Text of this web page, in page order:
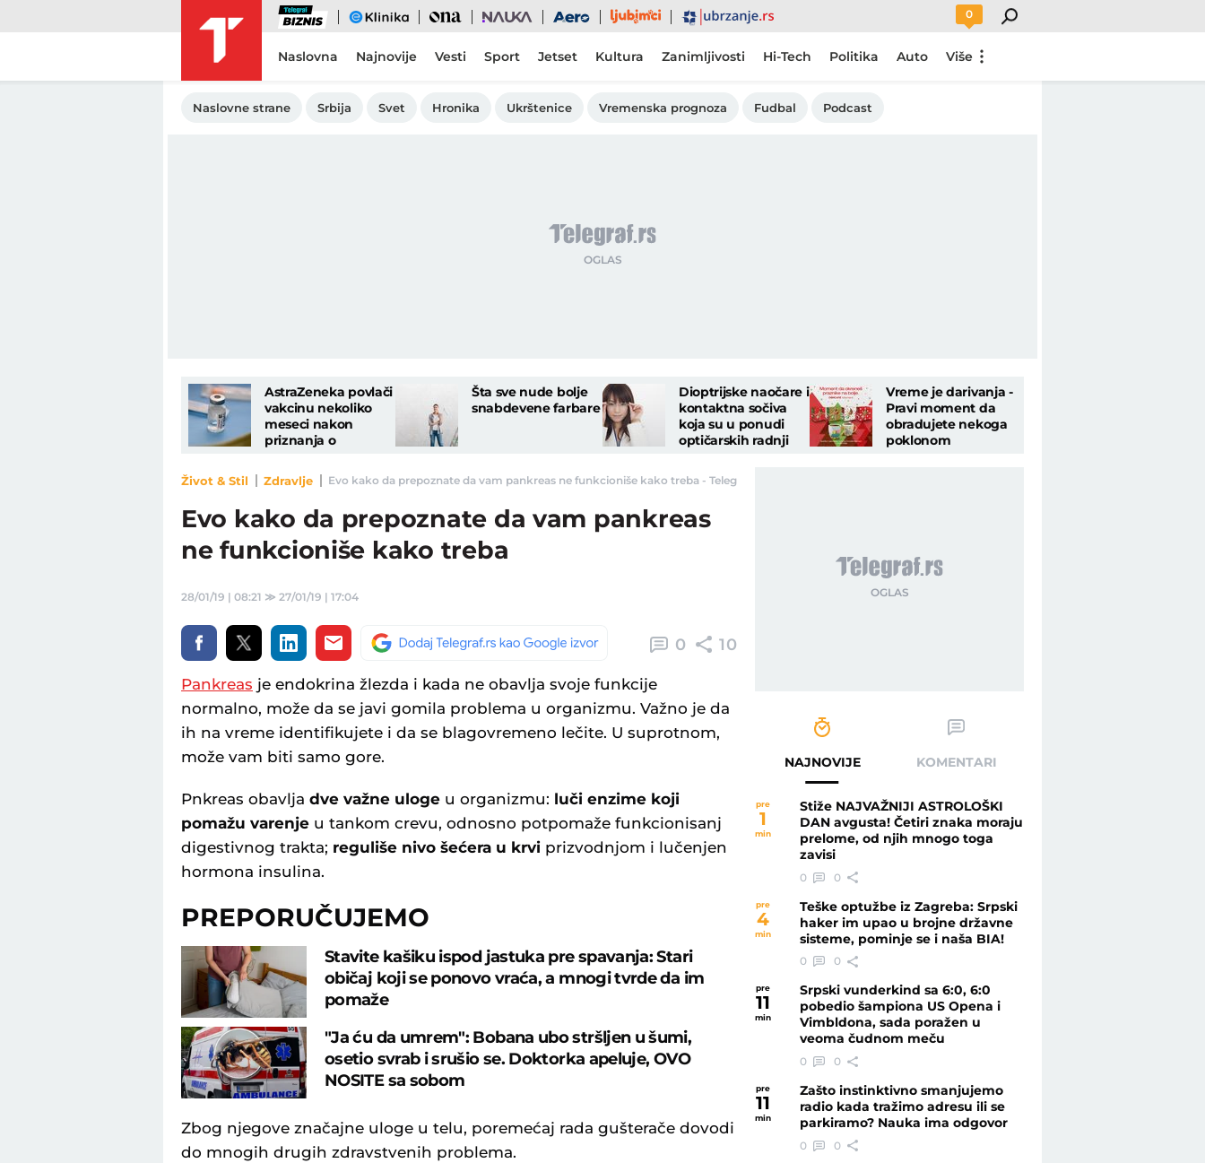
Biznis eKlinika Ona Nauka Aero Ljubimci Ubrzanje 0
Naslovna Najnovije Vesti Sport Jetset Kultura Zanimljivosti Hi-Tech Politika Auto Više
Naslovne strane Srbija Svet Hronika Ukrštenice Vremenska prognoza Fudbal Podcast
AstraZeneka povlači
vakcinu nekoliko
meseci nakon
priznanja o
Šta sve nude bolje
snabdevene farbare
Dioptrijske naočare i
kontaktna sočiva
koja su u ponudi
optičarskih radnji
Vreme je darivanja -
Pravi moment da
obradujete nekoga
poklonom
Život & Stil Zdravlje Evo kako da prepoznate da vam pankreas ne funkcioniše kako treba - Telegraf.rs
Evo kako da prepoznate da vam pankreas
ne funkcioniše kako treba
28/01/19 | 08:21 ≫ 27/01/19 | 17:04
0 10
Pankreas je endokrina žlezda i kada ne obavlja svoje funkcije
normalno, može da se javi gomila problema u organizmu. Važno je da
ih na vreme identifikujete i da se blagovremeno lečite. U suprotnom,
može vam biti samo gore.
Pnkreas obavlja dve važne uloge u organizmu: luči enzime koji
pomažu varenje u tankom crevu, odnosno potpomaže funkcionisanj
digestivnog trakta; reguliše nivo šećera u krvi prizvodnjom i lučenjen
hormona insulina.
PREPORUČUJEMO
Stavite kašiku ispod jastuka pre spavanja: Stari
običaj koji se ponovo vraća, a mnogi tvrde da im
pomaže
"Ja ću da umrem": Bobana ubo stršljen u šumi,
osetio svrab i srušio se. Doktorka apeluje, OVO
NOSITE sa sobom
Zbog njegove značajne uloge u telu, poremećaj rada gušterače dovodi
do mnogih drugih zdravstvenih problema.
NAJNOVIJE KOMENTARI
pre
1
min
Stiže NAJVAŽNIJI ASTROLOŠKI
DAN avgusta! Četiri znaka moraju
prelome, od njih mnogo toga
zavisi
0 0
pre
4
min
Teške optužbe iz Zagreba: Srpski
haker im upao u brojne državne
sisteme, pominje se i naša BIA!
0 0
pre
11
min
Srpski vunderkind sa 6:0, 6:0
pobedio šampiona US Opena i
Vimbldona, sada poražen u
veoma čudnom meču
0 0
pre
11
min
Zašto instinktivno smanjujemo
radio kada tražimo adresu ili se
parkiramo? Nauka ima odgovor
0 0